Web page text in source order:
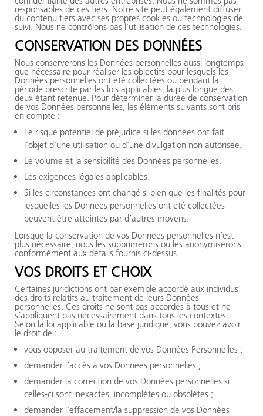
responsables de ces tiers. Notre site peut également diffuser
du contenu tiers avec ses propres cookies ou technologies de
suivi. Nous ne contrôlons pas l’utilisation de ces technologies.
CONSERVATION DES DONNÉES
Nous conserverons les Données personnelles aussi longtemps
que nécessaire pour réaliser les objectifs pour lesquels les
Données personnelles ont été collectées ou pendant la
période prescrite par les lois applicables, la plus longue des
deux étant retenue. Pour déterminer la durée de conservation
de vos Données personnelles, les éléments suivants sont pris
en compte :
Le risque potentiel de préjudice si les données ont fait
l’objet d’une utilisation ou d’une divulgation non autorisée.
Le volume et la sensibilité des Données personnelles.
Les exigences légales applicables.
Si les circonstances ont changé si bien que les finalités pour
lesquelles les Données personnelles ont été collectées
peuvent être atteintes par d’autres moyens.
Lorsque la conservation de vos Données personnelles n’est
plus nécessaire, nous les supprimerons ou les anonymiserons
conformément aux détails fournis ci-dessus.
VOS DROITS ET CHOIX
Certaines juridictions ont par exemple accordé aux individus
des droits relatifs au traitement de leurs Données
personnelles. Ces droits ne sont pas accordés à tous et ne
s’appliquent pas nécessairement dans tous les contextes.
Selon la loi applicable ou la base juridique, vous pouvez avoir
le droit de :
vous opposer au traitement de vos Données Personnelles ;
demander l’accès à vos Données personnelles ;
demander la correction de vos Données personnelles si
celles-ci sont inexactes, incomplètes ou obsolètes ;
demander l’effacement/la suppression de vos Données